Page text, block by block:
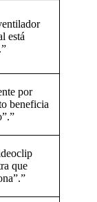
está
por
beneficia
que